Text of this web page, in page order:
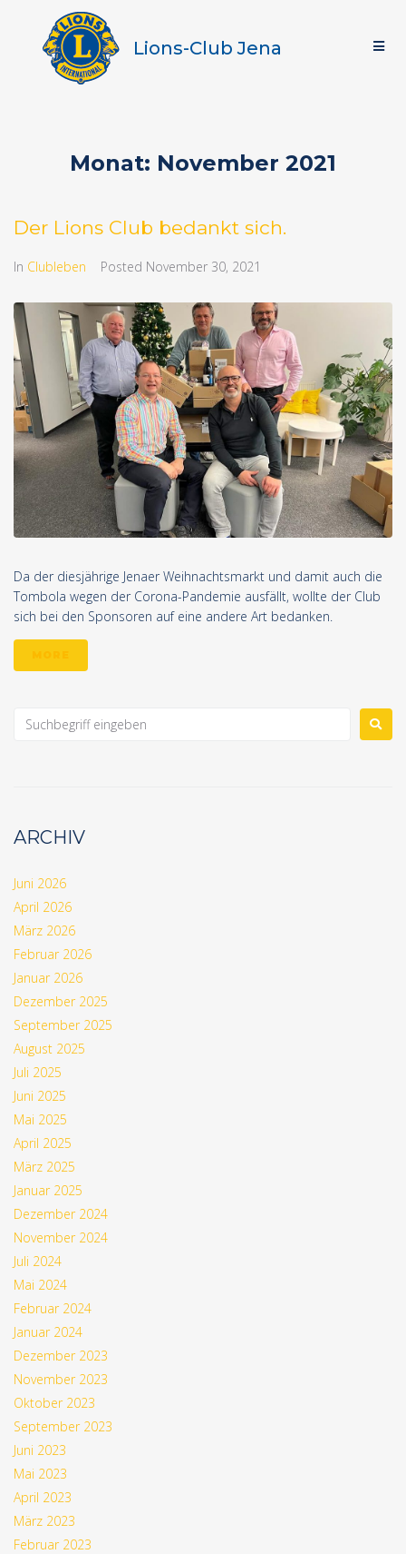
Lions-Club Jena
Monat: November 2021
Der Lions Club bedankt sich.
In Clubleben Posted November 30, 2021
Da der diesjährige Jenaer Weihnachtsmarkt und damit auch die
Tombola wegen der Corona-Pandemie ausfällt, wollte der Club
sich bei den Sponsoren auf eine andere Art bedanken.
ARCHIV
Juni 2026
April 2026
März 2026
Februar 2026
Januar 2026
Dezember 2025
September 2025
August 2025
Juli 2025
Juni 2025
Mai 2025
April 2025
März 2025
Januar 2025
Dezember 2024
November 2024
Juli 2024
Mai 2024
Februar 2024
Januar 2024
Dezember 2023
November 2023
Oktober 2023
September 2023
Juni 2023
Mai 2023
April 2023
März 2023
Februar 2023